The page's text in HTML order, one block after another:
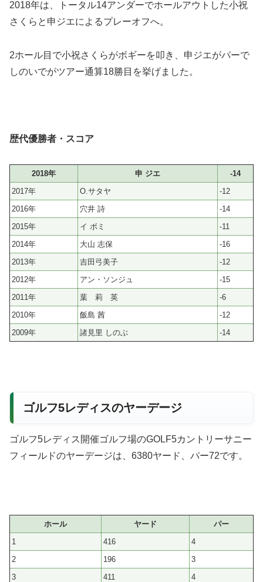
2018年は、トータル14アンダーでホールアウトした小祝
さくらと申ジエによるプレーオフへ。
2ホール目で小祝さくらがボギーを叩き、申ジエがパーで
しのいでがツアー通算18勝目を挙げました。
歴代優勝者・スコア
2018年 申 ジエ
-14
2017年
O.サタヤ
-12
2016年
穴井 詩
-14
2015年
イ ボミ
-11
2014年
大山 志保
-16
2013年
吉田弓美子
-12
2012年
アン・ソンジュ
-15
2011年
葉 莉 英
-6
2010年
飯島 茜
-12
2009年
諸見里 しのぶ -14
ゴルフ5レディスのヤーデージ
ゴルフ5レディス開催ゴルフ場のGOLF5カントリーサニー
フィールドのヤーデージは、6380ヤード、パー72です。
ホール ヤード
パー
1
416
4
2
196
3
3
411
4